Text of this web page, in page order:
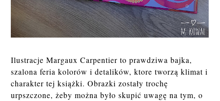
Ilustracje Margaux Carpentier to prawdziwa bajka,
szalona feria kolorów i detalików, ktore tworzą klimat i
charakter tej książki. Obrazki zostały trochę
urpszczone, żeby można było skupić uwagę na tym, o